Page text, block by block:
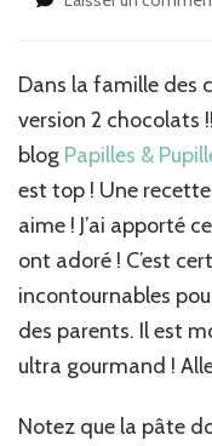
Dans la famille des
version 2 chocolats
blog Papilles &
est top ! Une
aime ! J’ai apporté
ont adoré ! C’est
incontournables
des parents. Il est
ultra gourmand !
Notez que la pâte